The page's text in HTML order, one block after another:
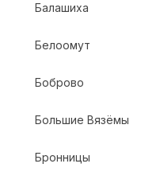
Балашиха
Белоомут
Боброво
Большие Вязёмы
Бронницы